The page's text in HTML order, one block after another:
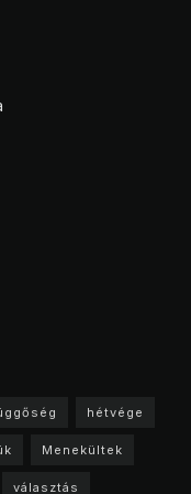
hétvége
Menekültek
választás